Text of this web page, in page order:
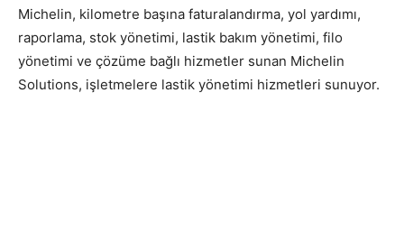
Michelin, kilometre başına faturalandırma, yol yardımı,
raporlama, stok yönetimi, lastik bakım yönetimi, filo
yönetimi ve çözüme bağlı hizmetler sunan Michelin
Solutions, işletmelere lastik yönetimi hizmetleri sunuyor.